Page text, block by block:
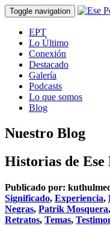
Toggle navigation
EPT
Lo Último
Conexión
Destacado
Galería
Podcasts
Lo que somos
Blog
Nuestro Blog
Historias de Ese
Publicado por:
Significado, Experiencia,
Negras, Patrik Mosquera,
Retratos, Temas,